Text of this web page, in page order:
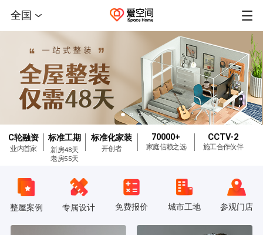
全国
C轮融资
业内首家
标准工期
新房48天
老房55天
标准化家装
开创者
70000+
家庭信赖之选
CCTV-2
施工合作伙伴
整屋案例 专属设计 免费报价 城市工地 参观门店